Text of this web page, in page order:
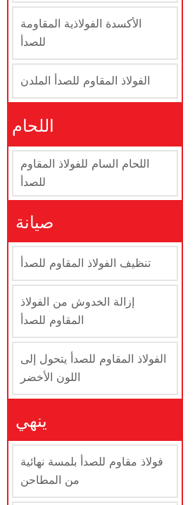
الأكسدة الفولاذية المقاومة
للصدأ
الفولاذ المقاوم للصدأ الملدن
اللحام
اللحام السام للفولاذ المقاوم
للصدأ
صيانة
تنظيف الفولاذ المقاوم للصدأ
إزالة الخدوش من الفولاذ
المقاوم للصدأ
الفولاذ المقاوم للصدأ يتحول إلى
اللون الأخضر
ينهي
فولاذ مقاوم للصدأ بلمسة نهائية
من المطاحن